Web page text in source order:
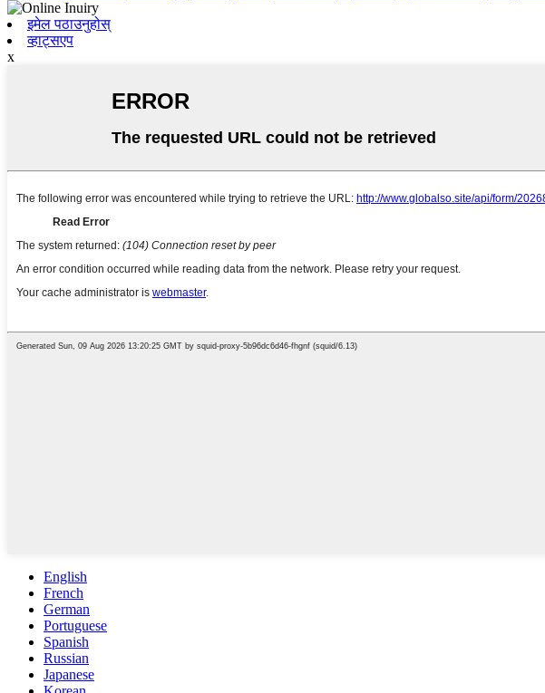
इमेल पठाउनुहोस्
व्हाट्सएप
x
English
French
German
Portuguese
Spanish
Russian
Japanese